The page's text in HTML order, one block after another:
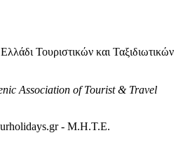
Τουριστικών και Ταξιδιωτικών
Association of Tourist & Travel
- M.H.T.E.